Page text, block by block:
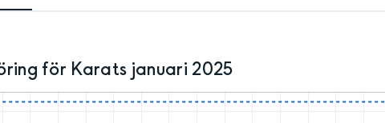
för Karats januari 2025